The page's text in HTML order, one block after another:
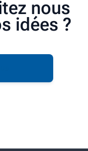
nous
idées ?